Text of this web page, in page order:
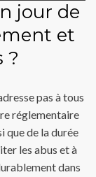
jour de
et
?
pas à tous
réglementaire
que de la durée
les abus et à
dans